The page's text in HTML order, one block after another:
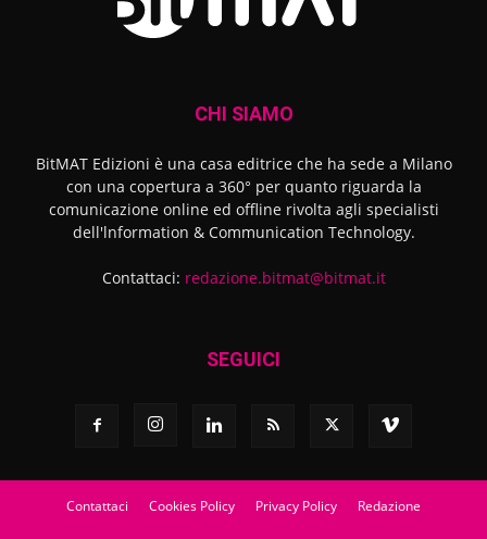
CHI SIAMO
BitMAT Edizioni è una casa editrice che ha sede a Milano
con una copertura a 360° per quanto riguarda la
comunicazione online ed offline rivolta agli specialisti
dell'lnformation & Communication Technology.
Contattaci: redazione.bitmat@bitmat.it
SEGUICI
Contattaci Cookies Policy Privacy Policy Redazione